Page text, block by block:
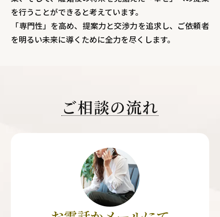
を行うことができると考えています。
「専門性」を高め、提案力と交渉力を追求し、ご依頼者
を明るい未来に導くために全力を尽くします。
ご相談の流れ